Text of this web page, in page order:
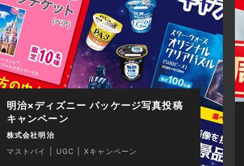
明治×ディズニー パッケージ写真投稿
キャンペーン
株式会社明治
マストバイ
UGC Xキャンペーン